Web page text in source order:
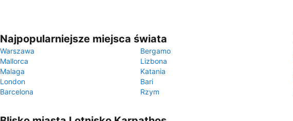
Najpopularniejsze miejsca świata
Warszawa
Bergamo
Mallorca
Lizbona
Malaga
Katania
London
Bari
Barcelona
Rzym